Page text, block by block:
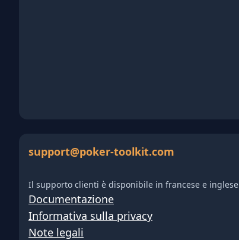
support@poker-toolkit.com
Il supporto clienti è disponibile in francese e
Documentazione
Informativa sulla privacy
Note legali